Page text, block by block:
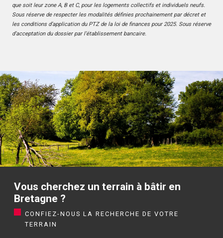
que soit leur zone A, B et C, pour les logements collectifs et individuels neufs.
Sous réserve de respecter les modalités définies prochainement par décret et
les conditions d’application du PTZ de la loi de finances pour 2025. Sous réserve
d’acceptation du dossier par l’établissement bancaire.
Vous cherchez un terrain à bâtir en
Bretagne ?
CONFIEZ-NOUS LA RECHERCHE DE VOTRE
TERRAIN